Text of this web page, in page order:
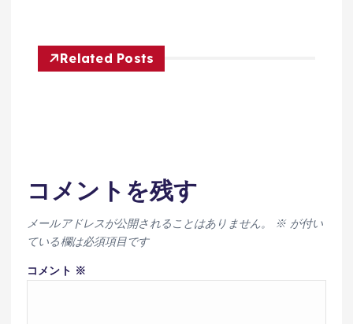
Related Posts
コメントを残す
メールアドレスが公開されることはありません。 ※が付い
ている欄は必須項目です
コメント ※